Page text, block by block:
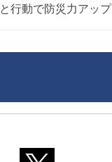
行動で防災力アップ